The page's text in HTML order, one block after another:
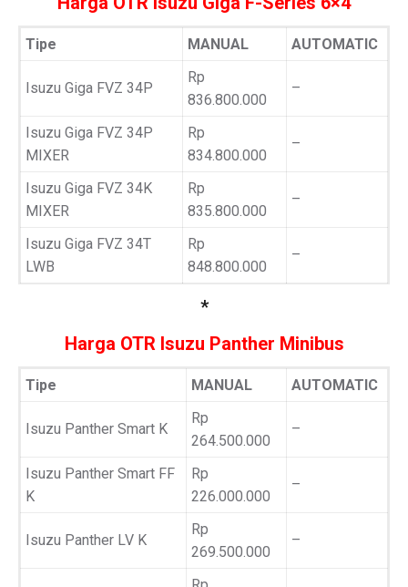
Tipe MANUAL AUTOMATIC
Isuzu Giga FVZ 34P
Rp
836.800.000
–
Isuzu Giga FVZ 34P
MIXER
Rp
834.800.000
–
Isuzu Giga FVZ 34K
MIXER
Rp
835.800.000
–
Isuzu Giga FVZ 34T
LWB
Rp
848.800.000
–
*
Harga OTR Isuzu Panther Minibus
Tipe MANUAL AUTOMATIC
Isuzu Panther Smart K
Rp
264.500.000
–
Isuzu Panther Smart FF
K
Rp
226.000.000
–
Isuzu Panther LV K
Rp
269.500.000
–